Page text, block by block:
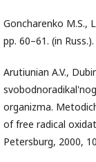
Goncharenko M.S.,
pp. 60–61. (in Russ.).
Arutiunian A.V.,
organizma.
of free radical
Petersburg, 2000,